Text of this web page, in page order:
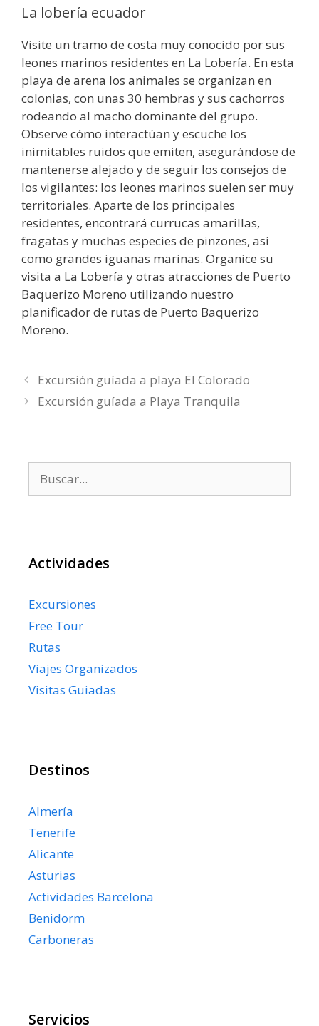
La lobería ecuador
Visite un tramo de costa muy conocido por sus
leones marinos residentes en La Lobería. En esta
playa de arena los animales se organizan en
colonias, con unas 30 hembras y sus cachorros
rodeando al macho dominante del grupo.
Observe cómo interactúan y escuche los
inimitables ruidos que emiten, asegurándose de
mantenerse alejado y de seguir los consejos de
los vigilantes: los leones marinos suelen ser muy
territoriales. Aparte de los principales
residentes, encontrará currucas amarillas,
fragatas y muchas especies de pinzones, así
como grandes iguanas marinas. Organice su
visita a La Lobería y otras atracciones de Puerto
Baquerizo Moreno utilizando nuestro
planificador de rutas de Puerto Baquerizo
Moreno.
Excursión guíada a playa El Colorado
Excursión guíada a Playa Tranquila
Actividades
Excursiones
Free Tour
Rutas
Viajes Organizados
Visitas Guiadas
Destinos
Almería
Tenerife
Alicante
Asturias
Actividades Barcelona
Benidorm
Carboneras
Servicios